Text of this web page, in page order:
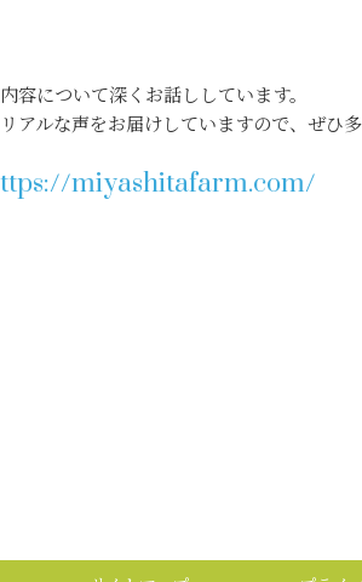
について深くお話ししています。
ルな声をお届けしていますので、ぜひ
miyashitafarm.com/